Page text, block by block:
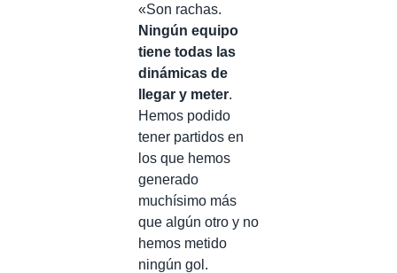
«Son rachas.
Ningún equipo
tiene todas las
dinámicas de
llegar y meter.
Hemos podido
tener partidos en
los que hemos
generado
muchísimo más
que algún otro y no
hemos metido
ningún gol.